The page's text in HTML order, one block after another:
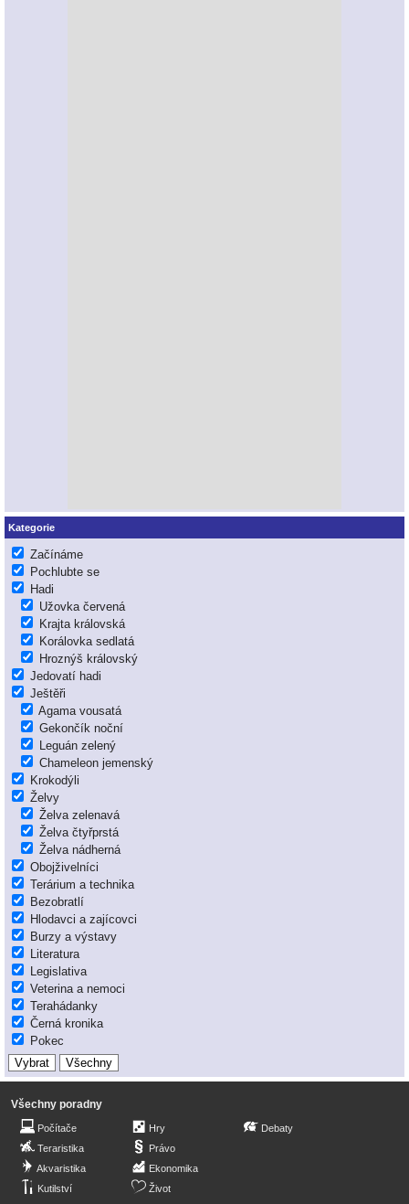
Kategorie
Začínáme
Pochlubte se
Hadi
Užovka červená
Krajta královská
Korálovka sedlatá
Hroznýš královský
Jedovatí hadi
Ještěři
Agama vousatá
Gekončík noční
Leguán zelený
Chameleon jemenský
Krokodýli
Želvy
Želva zelenavá
Želva čtyřprstá
Želva nádherná
Obojživelníci
Terárium a technika
Bezobratlí
Hlodavci a zajícovci
Burzy a výstavy
Literatura
Legislativa
Veterina a nemoci
Terahádanky
Černá kronika
Pokec
Všechny poradny
Počítače
Teraristika
Akvaristika
Kutilství
Hry
Právo
Ekonomika
Život
Debaty